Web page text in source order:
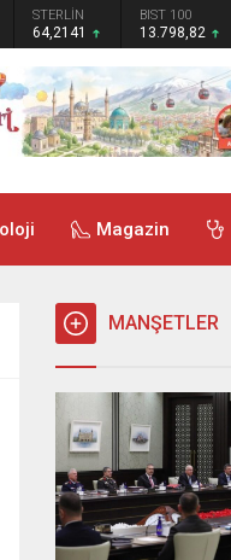
STERLİN
64,2141
BIST 100
13.798,82
Magazin
MANŞETLER